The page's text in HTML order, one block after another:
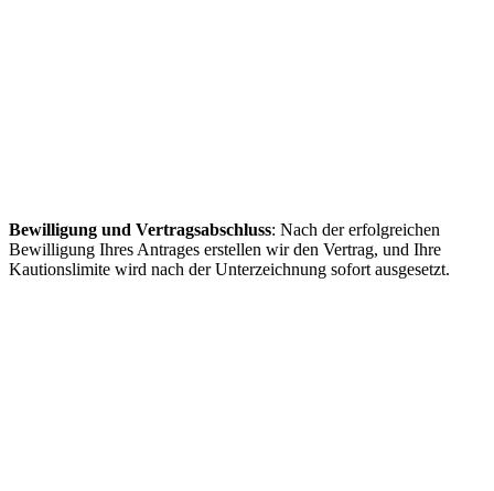
Bewilligung und Vertragsabschluss: Nach der erfolgreichen
Bewilligung Ihres Antrages erstellen wir den Vertrag, und Ihre
Kautionslimite wird nach der Unterzeichnung sofort ausgesetzt.